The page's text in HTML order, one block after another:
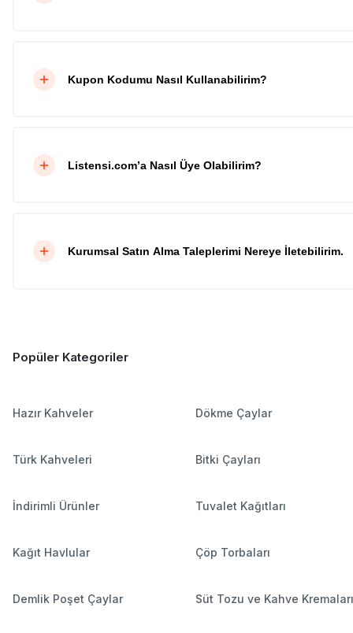
Kupon Kodumu Nasıl Kullanabilirim?
Listensi.com’a Nasıl Üye Olabilirim?
Kurumsal Satın Alma Taleplerimi Nereye İletebilirim.
Popüler Kategoriler
Hazır Kahveler Dökme Çaylar
Türk Kahveleri Bitki Çayları
İndirimli Ürünler Tuvalet Kağıtları
Kağıt Havlular Çöp Torbaları
Demlik Poşet Çaylar Süt Tozu ve Kahve Kremaları